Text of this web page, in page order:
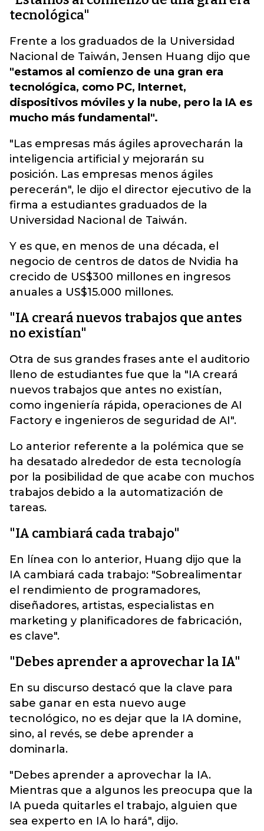
tecnológica"
Frente a los graduados de la Universidad
Nacional de Taiwán, Jensen Huang dijo que
"estamos al comienzo de una gran era
tecnológica, como PC, Internet,
dispositivos móviles y la nube, pero la IA es
mucho más fundamental".
"Las empresas más ágiles aprovecharán la
inteligencia artificial y mejorarán su
posición. Las empresas menos ágiles
perecerán", le dijo el director ejecutivo de la
firma a estudiantes graduados de la
Universidad Nacional de Taiwán.
Y es que, en menos de una década, el
negocio de centros de datos de Nvidia ha
crecido de US$300 millones en ingresos
anuales a US$15.000 millones.
"IA creará nuevos trabajos que antes
no existían"
Otra de sus grandes frases ante el auditorio
lleno de estudiantes fue que la "IA creará
nuevos trabajos que antes no existían,
como ingeniería rápida, operaciones de AI
Factory e ingenieros de seguridad de AI".
Lo anterior referente a la polémica que se
ha desatado alrededor de esta tecnología
por la posibilidad de que acabe con muchos
trabajos debido a la automatización de
tareas.
"IA cambiará cada trabajo"
En línea con lo anterior, Huang dijo que la
IA cambiará cada trabajo: "Sobrealimentar
el rendimiento de programadores,
diseñadores, artistas, especialistas en
marketing y planificadores de fabricación,
es clave".
"Debes aprender a aprovechar la IA"
En su discurso destacó que la clave para
sabe ganar en esta nuevo auge
tecnológico, no es dejar que la IA domine,
sino, al revés, se debe aprender a
dominarla.
"Debes aprender a aprovechar la IA.
Mientras que a algunos les preocupa que la
IA pueda quitarles el trabajo, alguien que
sea experto en IA lo hará", dijo.